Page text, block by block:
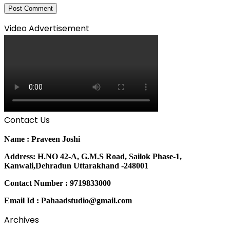
Video Advertisement
Contact Us
Name : Praveen Joshi
Address: H.NO 42-A, G.M.S Road, Sailok Phase-1,
Kanwali,Dehradun Uttarakhand -248001
Contact Number : 9719833000
Email Id : Pahaadstudio@gmail.com
Archives